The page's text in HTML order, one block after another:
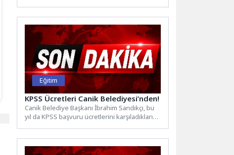
Eğitim
KPSS Ücretleri Canik Belediyesi’nden!
Canik Belediye Başkanı İbrahim Sandıkçı, bu
yıl da KPSS başvuru ücretlerini karşıladıklarını